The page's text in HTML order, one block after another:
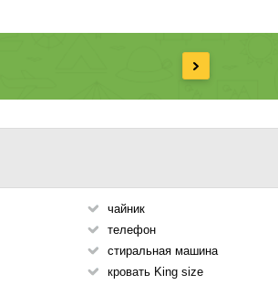
чайник
телефон
стиральная машина
кровать King size